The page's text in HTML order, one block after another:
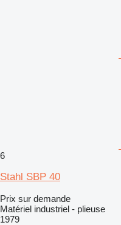
6
Stahl SBP 40
Prix sur demande
Matériel industriel - plieuse
1979